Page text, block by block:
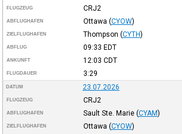
FLUGZEUG CRJ2
ABFLUGHAFEN Ottawa (CYOW)
ZIELFLUGHAFEN Thompson (CYTH)
ABFLUG 09:33 EDT
ANKUNFT 12:03 CDT
FLUGDAUER 3:29
DATUM 23.07.2026
FLUGZEUG CRJ2
ABFLUGHAFEN Sault Ste. Marie (CYAM)
ZIELFLUGHAFEN Ottawa (CYOW)